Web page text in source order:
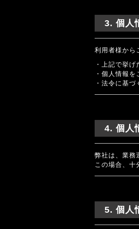
3. 個人
利用者様から
・上記で挙
・個人情報
・法令に基
4. 個人
弊社は、業務
この場合、十
5. 個人